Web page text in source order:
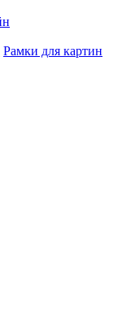
Рамки для картин